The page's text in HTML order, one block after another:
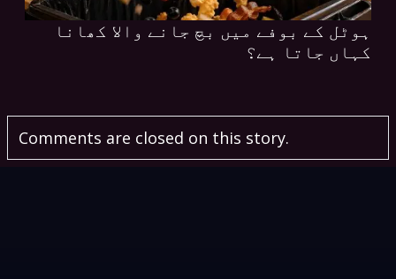
ہوٹل کے بوفے میں بچ جانے والا کھانا
کہاں جاتا ہے؟
Comments are closed on this story.